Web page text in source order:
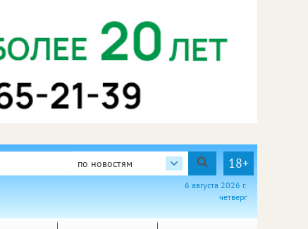
по новостям 18+
6 августа 2026 г.
четверг